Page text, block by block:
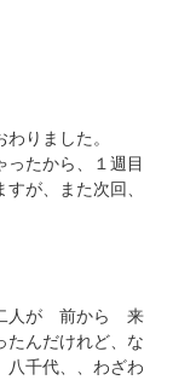
りました。
たから、１週目
が、また次回、
二人が 前から 来
たんだけれど、な
千代、、わざわ